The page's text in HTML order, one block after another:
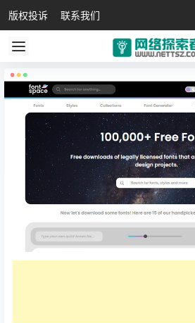
版权投诉 联系我们